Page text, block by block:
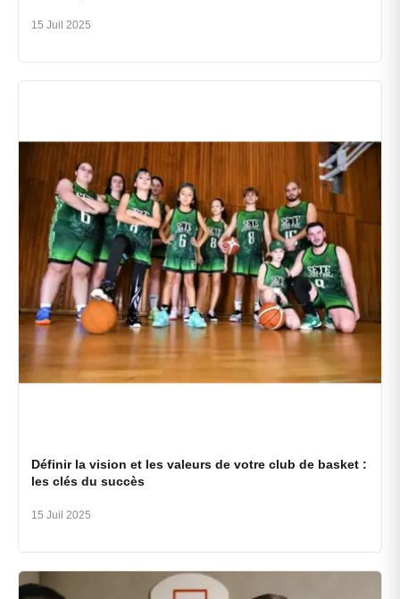
15 Juil 2025
Définir la vision et les valeurs de votre club de basket :
les clés du succès
15 Juil 2025